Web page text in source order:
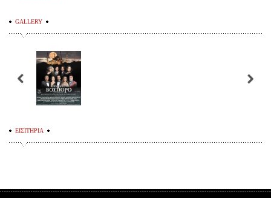
GALLERY
ΕΙΣΙΤΗΡΙΑ